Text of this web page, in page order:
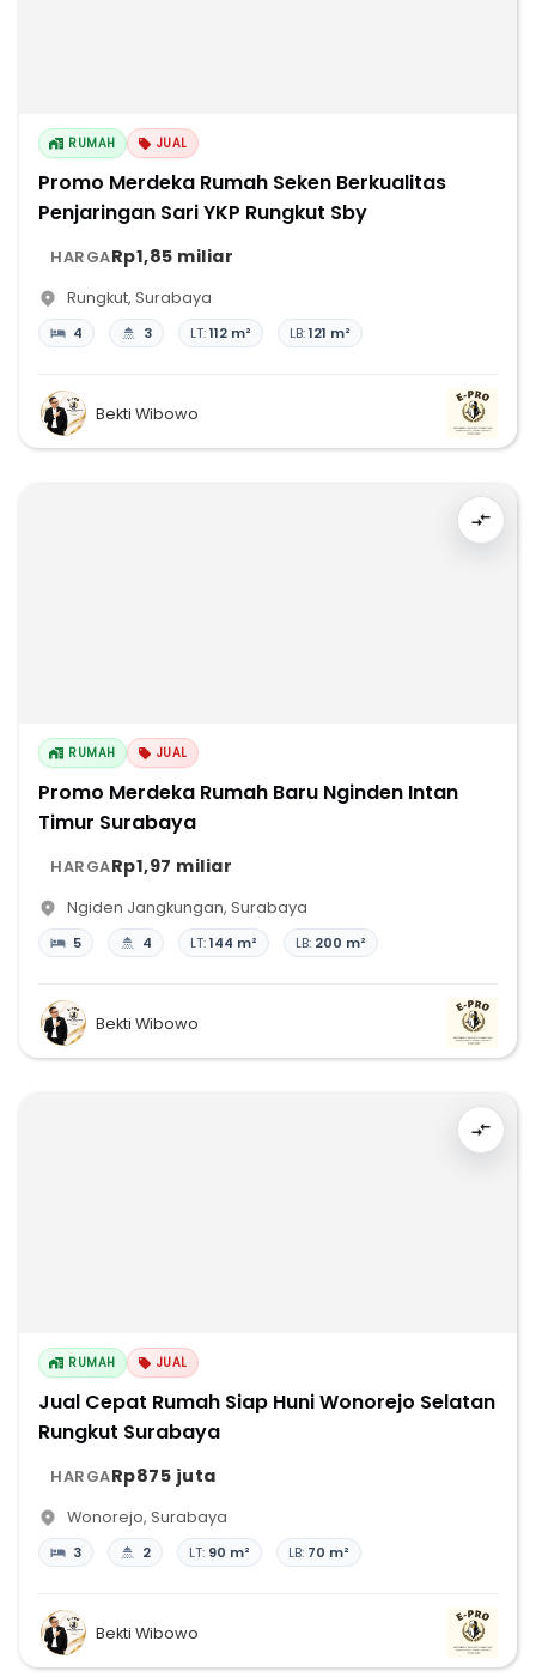
RUMAH JUAL
Promo Merdeka Rumah Seken Berkualitas
Penjaringan Sari YKP Rungkut Sby
HARGARp1,85 miliar
Rungkut, Surabaya
4 3 LT:112 m² LB:121 m²
Bekti Wibowo
RUMAH JUAL
Promo Merdeka Rumah Baru Nginden Intan
Timur Surabaya
HARGARp1,97 miliar
Ngiden Jangkungan, Surabaya
5 4 LT:144 m² LB: 200 m²
Bekti Wibowo
RUMAH JUAL
Jual Cepat Rumah Siap Huni Wonorejo Selatan
Rungkut Surabaya
HARGARp875 juta
Wonorejo, Surabaya
3 2 LT: 90 m² LB: 70 m²
Bekti Wibowo